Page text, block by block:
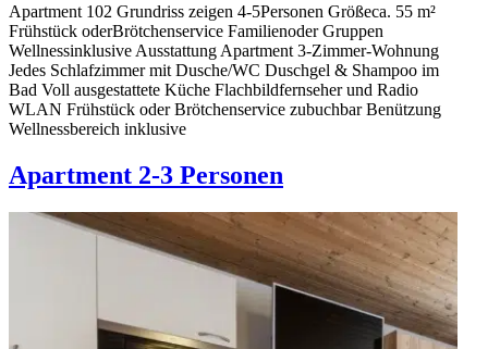
Apartment 102 Grundriss zeigen 4-5Personen Größeca. 55 m²
Frühstück oderBrötchen­service Familienoder Gruppen
Wellnessinklusive Ausstattung Apartment 3-Zimmer-Wohnung
Jedes Schlafzimmer mit Dusche/WC Duschgel & Shampoo im
Bad Voll ausgestattete Küche Flachbildfernseher und Radio
WLAN Frühstück oder Brötchenservice zubuchbar Benützung
Wellnessbereich inklusive
Apartment 2-3 Personen